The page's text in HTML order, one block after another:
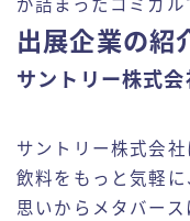
が詰まったコミカル
出展企業の紹
サントリー株式会
サントリー株式会
飲料をもっと気軽
思いからメタバー